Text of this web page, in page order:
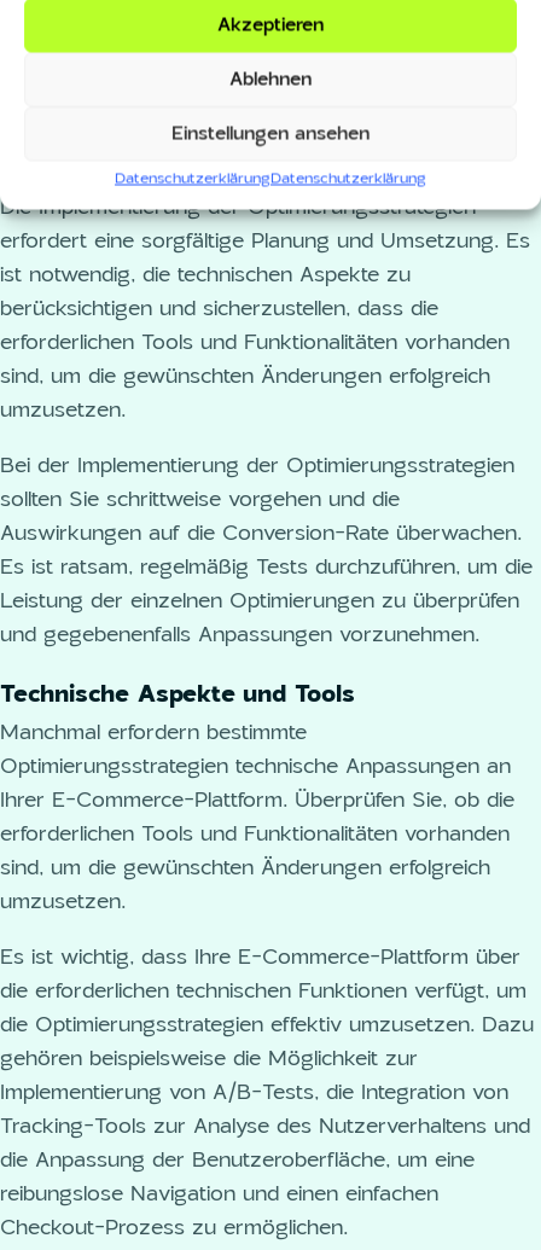
Akzeptieren
Ablehnen
Einstellungen ansehen
DatenschutzerklärungDatenschutzerklärung
Nachdem Sie die Optimierungsstrategien definiert
haben, ist es wichtig, die technischen Aspekte zu
Die Implementierung der Optimierungsstrategien
erfordert eine sorgfältige Planung und Umsetzung. Es
ist notwendig, die technischen Aspekte zu
berücksichtigen und sicherzustellen, dass die
erforderlichen Tools und Funktionalitäten vorhanden
sind, um die gewünschten Änderungen erfolgreich
umzusetzen.
Bei der Implementierung der Optimierungsstrategien
sollten Sie schrittweise vorgehen und die
Auswirkungen auf die Conversion-Rate überwachen.
Es ist ratsam, regelmäßig Tests durchzuführen, um die
Leistung der einzelnen Optimierungen zu überprüfen
und gegebenenfalls Anpassungen vorzunehmen.
Technische Aspekte und Tools
Manchmal erfordern bestimmte
Optimierungsstrategien technische Anpassungen an
Ihrer E-Commerce-Plattform. Überprüfen Sie, ob die
erforderlichen Tools und Funktionalitäten vorhanden
sind, um die gewünschten Änderungen erfolgreich
umzusetzen.
Es ist wichtig, dass Ihre E-Commerce-Plattform über
die erforderlichen technischen Funktionen verfügt, um
die Optimierungsstrategien effektiv umzusetzen. Dazu
gehören beispielsweise die Möglichkeit zur
Implementierung von A/B-Tests, die Integration von
Tracking-Tools zur Analyse des Nutzerverhaltens und
die Anpassung der Benutzeroberfläche, um eine
reibungslose Navigation und einen einfachen
Checkout-Prozess zu ermöglichen.